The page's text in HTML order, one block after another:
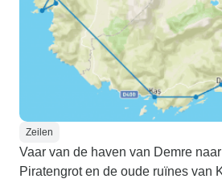
Zeilen
Vaar van de haven van Demre
Piratengrot en de oude ruïnes van